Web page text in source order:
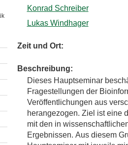
Konrad Schreiber
Lukas Windhager
Zeit und Ort:
Beschreibung:
Dieses Hauptseminar
Fragestellungen der
Veröffentlichungen aus
herangezogen. Ziel ist eine
mit den in
Ergebnissen. Aus diesem